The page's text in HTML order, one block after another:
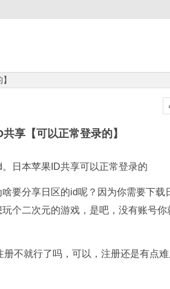
共享【可以正常登录的】
日本苹果ID共享可以正常登录的
要分享日区的id呢？因为你需要下载
个二次元的游戏，是吧，没有账号
不就行了吗，可以，注册还是有点